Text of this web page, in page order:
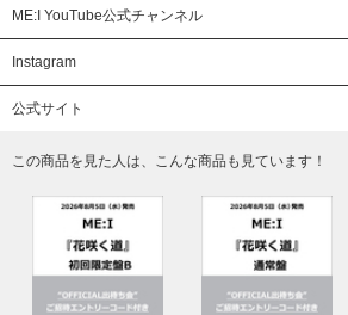
ME:I YouTube公式チャンネル
Instagram
公式サイト
この商品を見た人は、こんな商品も見ています！